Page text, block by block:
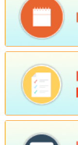
Tên: (Mời dự Hội
Ngày ban hành: (05/08/
Số:Số: 1836/
Nghị định số 266/
chống lãng phí.)
Ngày ban hành: (05/08/
Số:Số: 1839/KH-
Tên:(KẾ HOẠCH
tháng cuối năm
Ngày ban hành: (05/08/